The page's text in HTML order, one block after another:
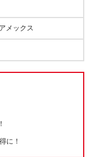
メックス
に！